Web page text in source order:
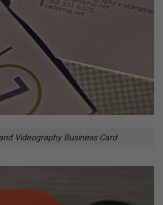
Videography Business Card